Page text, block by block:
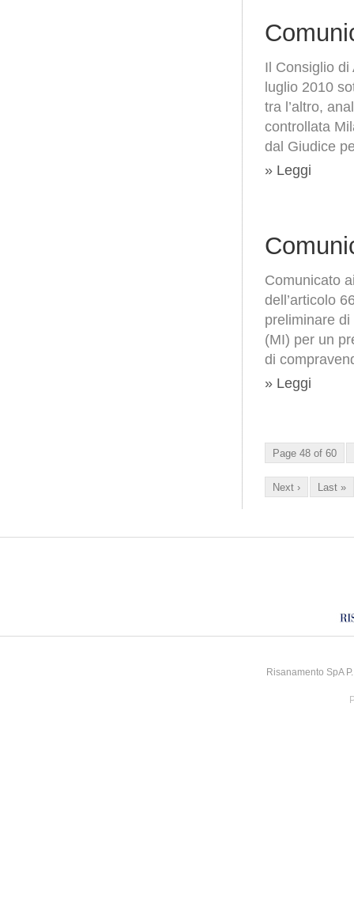
Il Consiglio
luglio 2010
tra l’altro,
controllata
dal Giudice
» Leggi
Comunicato
dell’articolo
preliminare
(MI) per un
di
» Leggi
Page 48 of 60
Next › Last »
Risanamento SpA